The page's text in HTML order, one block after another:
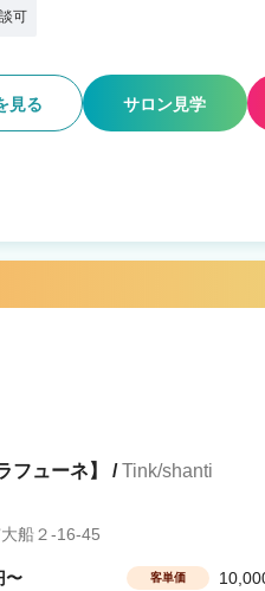
可
見る サロン見学
フューネ】 /Tink/shanti
船２-16-45
〜 客単価